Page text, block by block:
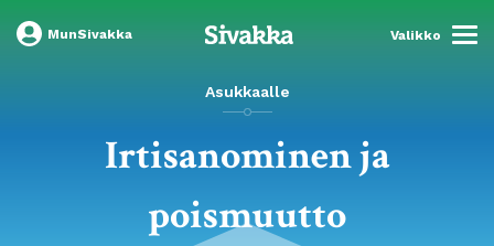
MunSivakka Valikko
Asukkaalle
Irtisanominen ja
poismuutto